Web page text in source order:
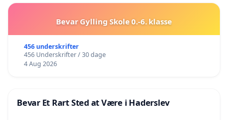
Bevar Gylling Skole 0.-6. klasse
456 underskrifter
456 Underskrifter / 30 dage
4 Aug 2026
Bevar Et Rart Sted at Være i Haderslev